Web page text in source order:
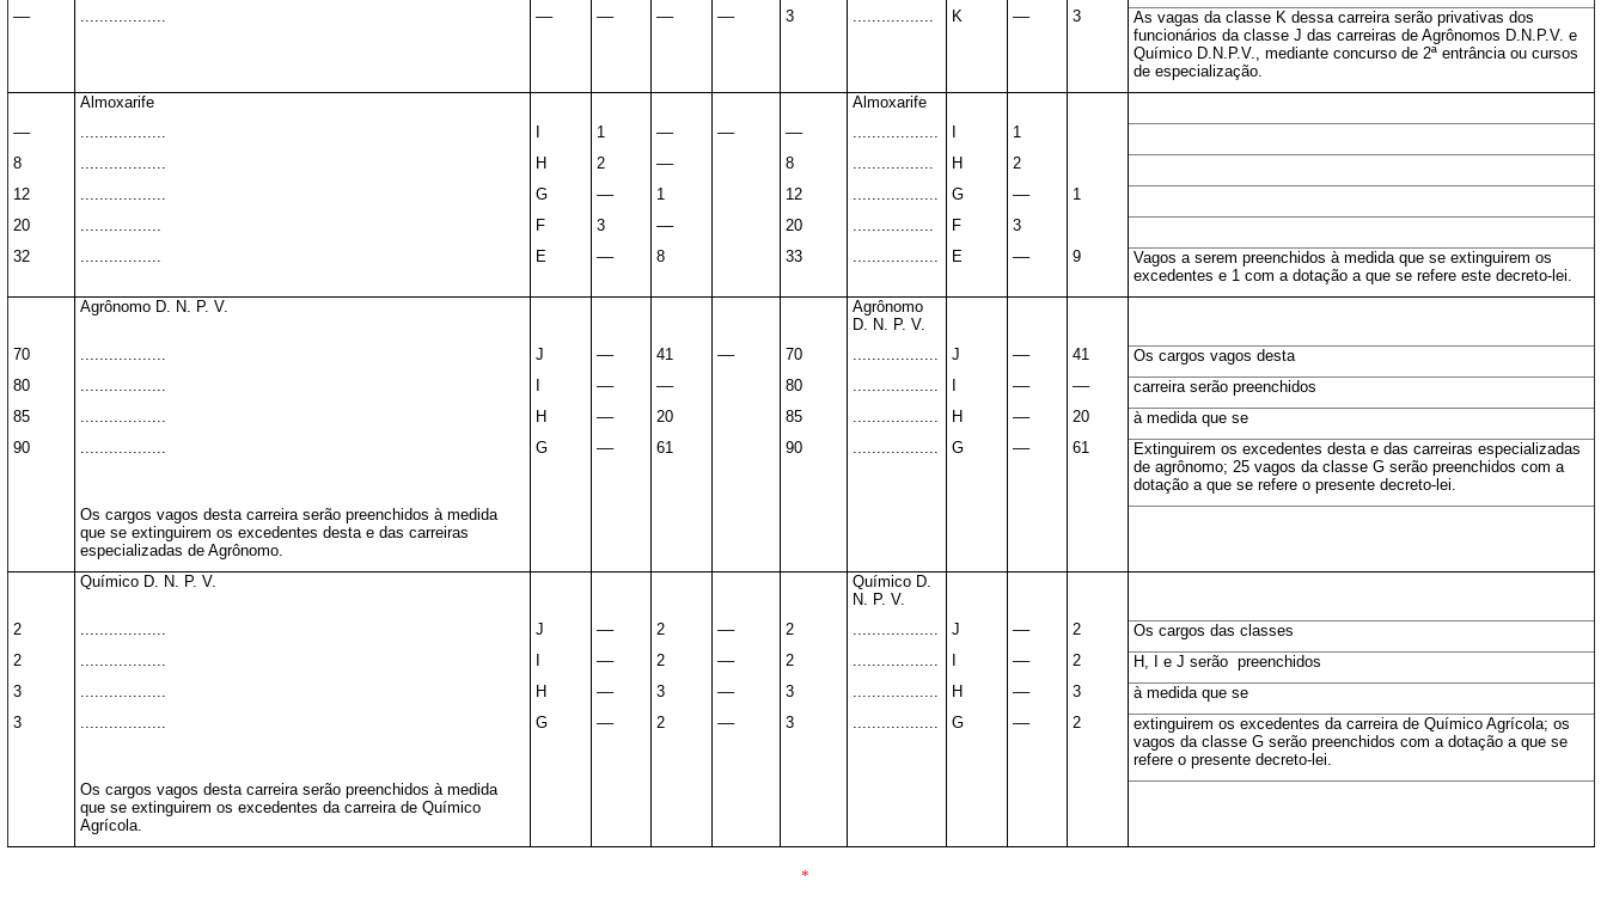
––
.................. –– –– –– –– 3 ................. K –– 3
As vagas da classe K dessa carreira serão privativas dos
funcionários da classe J das carreiras de Agrônomos D.N.P.V. e
Químico D.N.P.V., mediante concurso de 2ª entrância ou cursos
de especialização.
Almoxarife
Almoxarife
––
.................. 1 –– –– –– ..................
1
8
.................. H 2 –– 8 ................. H
2
12
.................. G –– 1 12 .................. G ––
1
20
................. F 3 –– 20 ................. F
3
32
................. E –– 8 33 .................. E –– 9
Vagos a serem preenchidos à medida que se extinguirem os
excedentes e 1 com a dotação a que se refere este decreto-lei.
Agrônomo D. N. P. V.
Agrônomo
D. N. P. V.
70
.................. J –– 41 –– 70 .................. J –– 41
Os cargos vagos desta
80
.................. –– –– 80 .................. –– ––
carreira serão preenchidos
85
.................. H –– 20 85 .................. H –– 20
à medida que se
90
.................. G –– 61 90 .................. G –– 61
Extinguirem os excedentes desta e das carreiras especializadas
de agrônomo; 25 vagos da classe G serão preenchidos com a
dotação a que se refere o presente decreto-lei.
Os cargos vagos desta carreira serão preenchidos à medida
que se extinguirem os excedentes desta e das carreiras
especializadas de Agrônomo.
Químico D. N. P. V.
Químico D.
N. P. V.
2
.................. J –– 2 –– 2 .................. J –– 2
Os cargos das classes
2
.................. –– 2 –– 2 .................. –– 2
H, I e J serão preenchidos
3
.................. H –– 3 –– 3 .................. H –– 3
à medida que se
3
.................. G –– 2 –– 3 .................. G –– 2
extinguirem os excedentes da carreira de Químico Agrícola; os
vagos da classe G serão preenchidos com a dotação a que se
refere o presente decreto-lei.
Os cargos vagos desta carreira serão preenchidos à medida
que se extinguirem os excedentes da carreira de Químico
Agrícola.
*